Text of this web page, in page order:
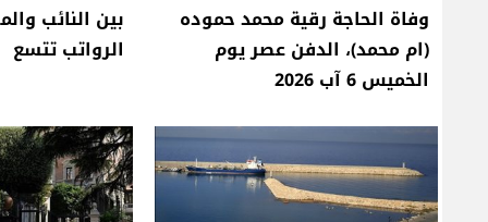
وفاة الحاجة رقية محمد حموده
(ام محمد)، الدفن عصر يوم
الخميس 6 آب 2026
بين النائب
الرواتب تتسع